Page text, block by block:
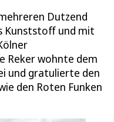
Dutzend
Kunststoff und mit
Reker wohnte dem
und gratulierte den
den Roten Funken